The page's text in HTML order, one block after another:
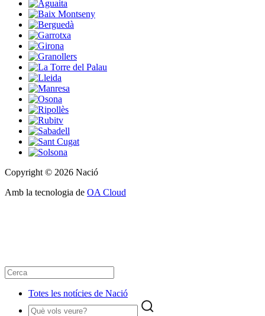
Copyright © 2026 Nació
Amb la tecnologia de OA Cloud
Totes les notícies de Nació